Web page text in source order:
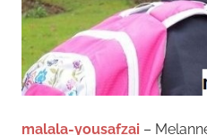
malala-yousafzai –